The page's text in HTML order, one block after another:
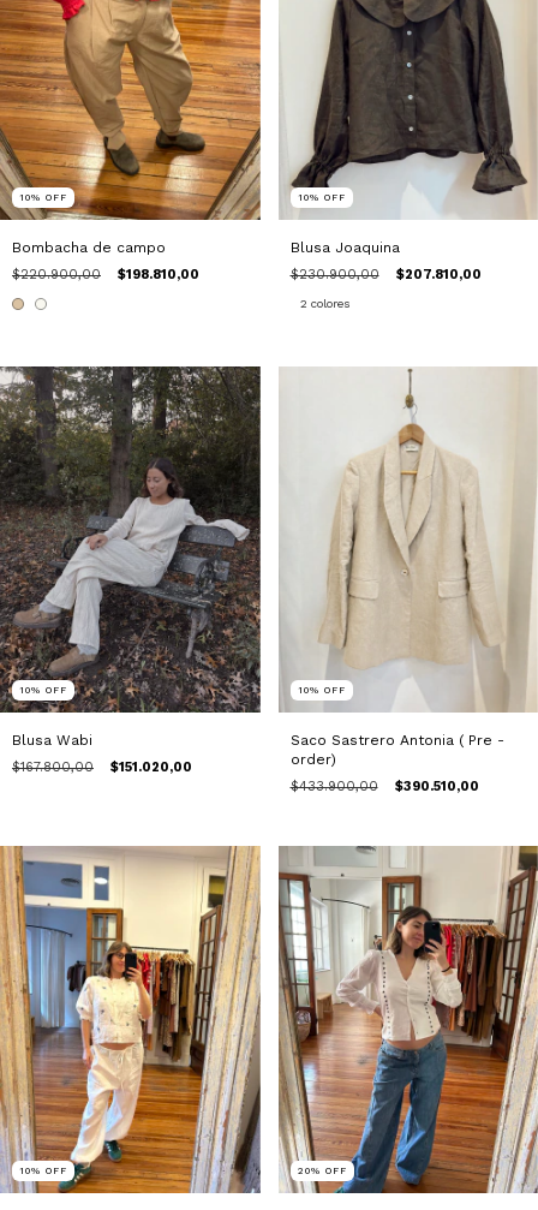
10% OFF
Bombacha de campo
$220.900,00 $198.810,00
10% OFF
Blusa Joaquina
$230.900,00 $207.810,00
2 colores
10% OFF
Blusa Wabi
$167.800,00 $151.020,00
10% OFF
Saco Sastrero Antonia ( Pre -
order)
$433.900,00 $390.510,00
10% OFF 20% OFF